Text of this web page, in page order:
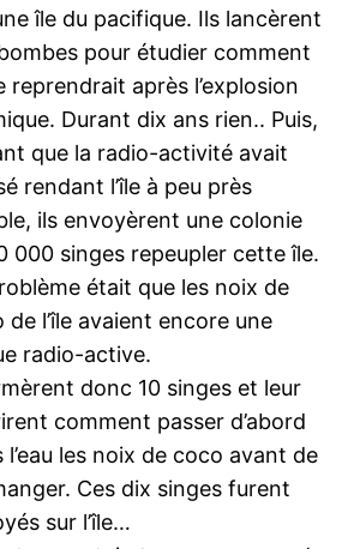
île du pacifique. Ils lancèrent
pour étudier comment
reprendrait après l’explosion
Durant dix ans rien.. Puis,
que la radio-activité avait
rendant l’île à peu près
ils envoyèrent une colonie
000 singes repeupler cette île.
était que les noix de
de l’île avaient encore une
radio-active.
donc 10 singes et leur
comment passer d’abord
l’eau les noix de coco avant de
Ces dix singes furent
sur l’île…